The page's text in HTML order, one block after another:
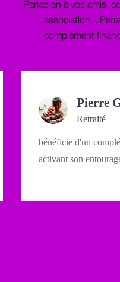
Parlez-en à vos amis,
association...
complément
Pierre
Retraité
bénéficie d'un
activant son